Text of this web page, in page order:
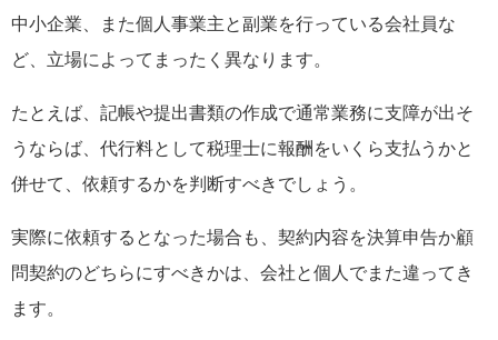
中小企業、また個人事業主と副業を行っている会社員な
ど、立場によってまったく異なります。
たとえば、記帳や提出書類の作成で通常業務に支障が出そ
うならば、代行料として税理士に報酬をいくら支払うかと
併せて、依頼するかを判断すべきでしょう。
実際に依頼するとなった場合も、契約内容を決算申告か顧
問契約のどちらにすべきかは、会社と個人でまた違ってき
ます。